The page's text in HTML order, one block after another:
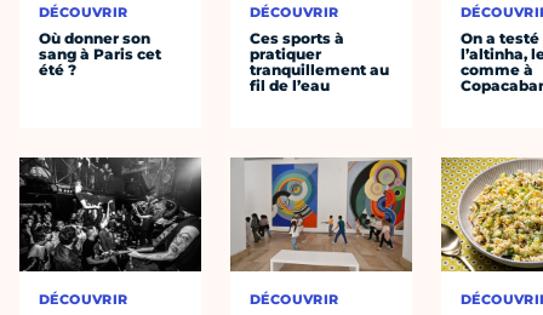
DÉCOUVRIR
Où donner son
sang à Paris cet
été ?
DÉCOUVRIR
DÉCOUVRIR
Ces sports à
pratiquer
tranquillement au
fil de l’eau
DÉCOUVRIR
On a testé
l’altinha,
comme à